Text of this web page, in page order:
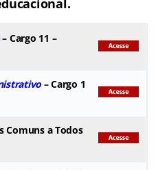
– Cargo 11 –
– Cargo 1
Comuns a Todos